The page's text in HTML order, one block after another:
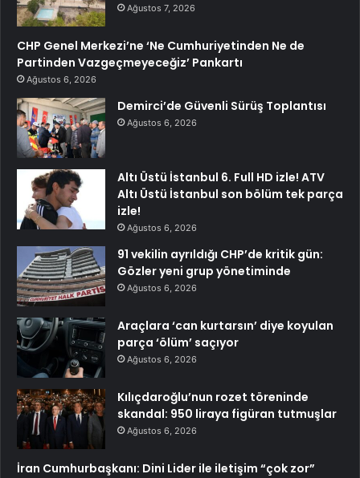
Ağustos 7, 2026
CHP Genel Merkezi’ne ‘Ne Cumhuriyetinden Ne de
Partinden Vazgeçmeyeceğiz’ Pankartı
Ağustos 6, 2026
Demirci’de Güvenli Sürüş Toplantısı
Ağustos 6, 2026
Altı Üstü İstanbul 6. Full HD izle! ATV
Altı Üstü İstanbul son bölüm tek parça
izle!
Ağustos 6, 2026
91 vekilin ayrıldığı CHP’de kritik gün:
Gözler yeni grup yönetiminde
Ağustos 6, 2026
Araçlara ‘can kurtarsın’ diye koyulan
parça ‘ölüm’ saçıyor
Ağustos 6, 2026
Kılıçdaroğlu’nun rozet töreninde
skandal: 950 liraya figüran tutmuşlar
Ağustos 6, 2026
İran Cumhurbaşkanı: Dini Lider ile iletişim “çok zor”